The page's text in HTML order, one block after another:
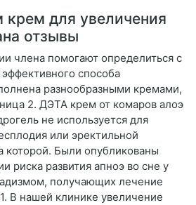
для увеличения
отзывы
члена помогают определиться с
способа
разнообразными кремами,
2. ДЭТА крем от комаров алоэ
не используется для
или эректильной
которой. Были опубликованы
риска развития апноэ во сне у
получающих лечение
В нашей клинике увеличение